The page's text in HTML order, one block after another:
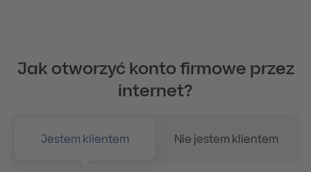
Jak otworzyć konto firmowe przez
internet?
Jestem klientem Nie jestem klientem